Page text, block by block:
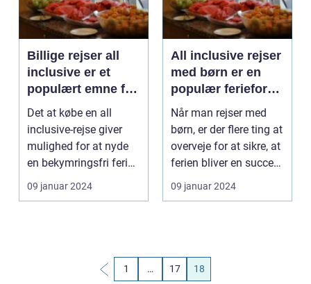
Billige rejser all
inclusive er et
populært emne for
rejsende og
eventyrlystne, der
ønsker at få mest
muligt ud af deres
feriebudget
Det at købe en all
inclusive-rejse giver
mulighed for at nyde
en bekymringsfri ferie,
hvor mad, drik...
09 januar 2024
All inclusive rejser
med børn er en
populær ferieform,
der tilbyder
bekvemmelighed,
fleksibilitet og sjov
for hele familien
Når man rejser med
børn, er der flere ting at
overveje for at sikre, at
ferien bliver en succes.
I d...
09 januar 2024
1 … 17 18